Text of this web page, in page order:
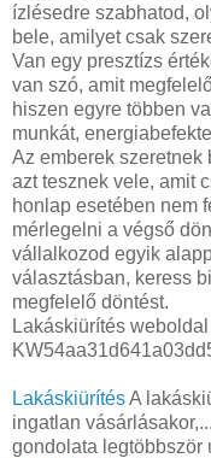
ízlésedre szabhatod,
bele, amilyet csak
Van egy presztízs
van szó, amit
hiszen egyre többen
munkát,
Az emberek szeretnek
azt tesznek vele, amit
honlap esetében nem
mérlegelni a végső
vállalkozod egyik
választásban, keress
megfelelő döntést.
Lakáskiürítés
LakáskiürítésA
ingatlan vásárlásakor,...
gondolata legtöbbször